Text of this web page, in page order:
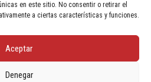
en este sitio. No consentir o retirar el
a ciertas características y funciones.
Aceptar
Denegar
reserved | Powered by